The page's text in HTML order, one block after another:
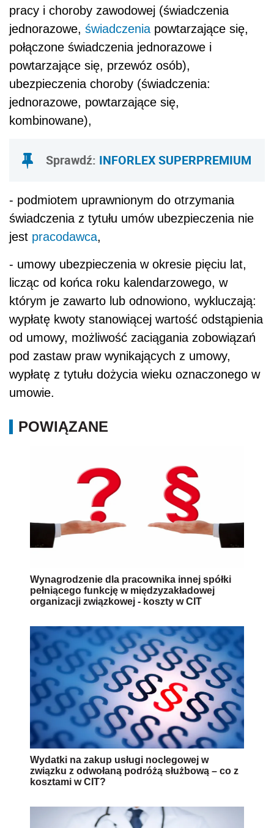
pracy i choroby zawodowej (świadczenia
jednorazowe, świadczenia powtarzające się,
połączone świadczenia jednorazowe i
powtarzające się, przewóz osób),
ubezpieczenia choroby (świadczenia:
jednorazowe, powtarzające się,
kombinowane),
Sprawdź: INFORLEX SUPERPREMIUM
- podmiotem uprawnionym do otrzymania
świadczenia z tytułu umów ubezpieczenia nie
jest pracodawca,
- umowy ubezpieczenia w okresie pięciu lat,
licząc od końca roku kalendarzowego, w
którym je zawarto lub odnowiono, wykluczają:
wypłatę kwoty stanowiącej wartość odstąpienia
od umowy, możliwość zaciągania zobowiązań
pod zastaw praw wynikających z umowy,
wypłatę z tytułu dożycia wieku oznaczonego w
umowie.
POWIĄZANE
Wynagrodzenie dla pracownika innej spółki
pełniącego funkcję w międzyzakładowej
organizacji związkowej - koszty w CIT
Wydatki na zakup usługi noclegowej w
związku z odwołaną podróżą służbową – co z
kosztami w CIT?